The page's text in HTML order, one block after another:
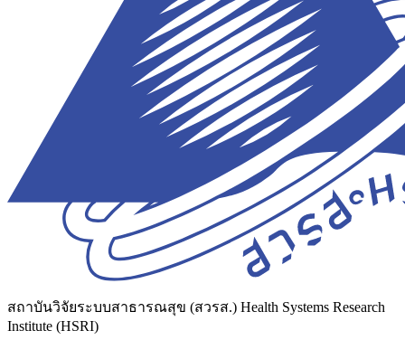
สถาบันวิจัยระบบสาธารณสุข (สวรส.) Health Systems Research
Institute (HSRI)